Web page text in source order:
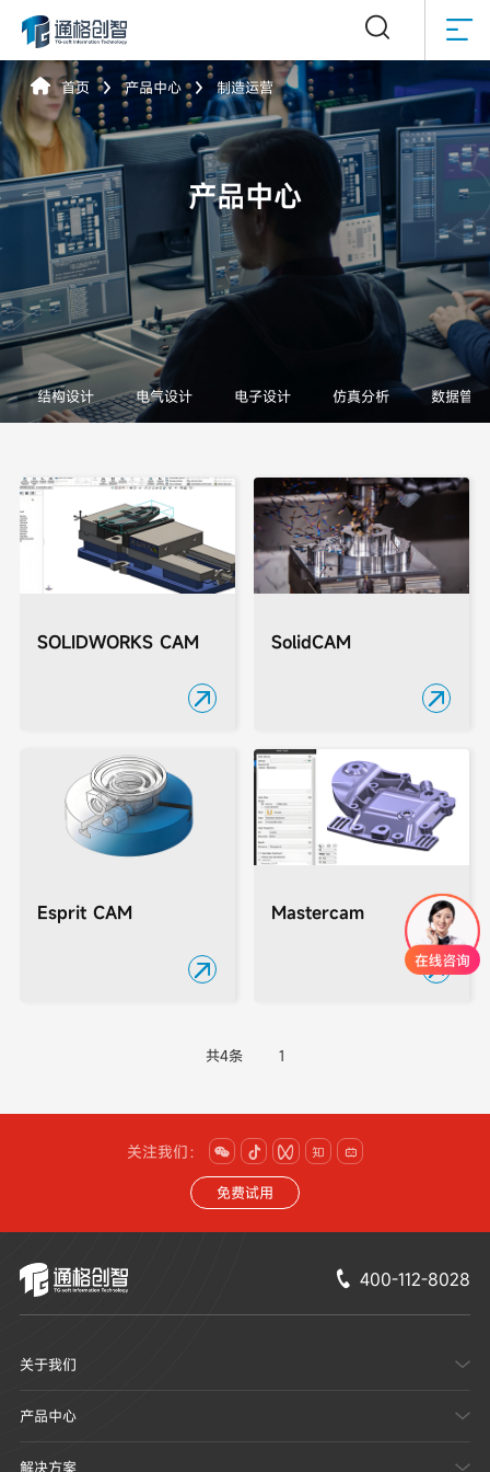


 首页  产品中心  制造运营
产品中心
结构设计 电气设计 电子设计 仿真分析 数据管理
SOLIDWORKS CAM

SolidCAM

Esprit CAM

Mastercam

共4条 1
关注我们：     
免费试用
 400-112-8028
关于我们 
产品中心 
